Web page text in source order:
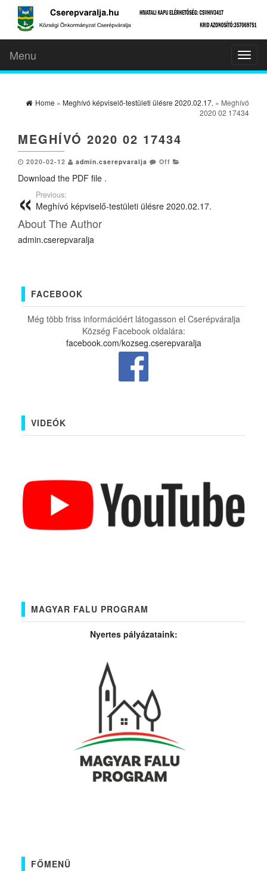
Menu
Home » Meghívó képviselő-testületi ülésre 2020.02.17. » Meghívó
2020 02 17434
MEGHÍVÓ 2020 02 17434
2020-02-12 admin.cserepvaralja Off
Download the PDF file .
Previous:
Meghívó képviselő-testületi ülésre 2020.02.17.
About The Author
admin.cserepvaralja
FACEBOOK
Még több friss információért látogasson el Cserépváralja
Község Facebook oldalára:
facebook.com/kozseg.cserepvaralja
VIDEÓK
MAGYAR FALU PROGRAM
Nyertes pályázataink:
FŐMENÜ